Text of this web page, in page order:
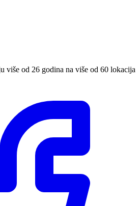
više od 26 godina na više od 60 lokacija